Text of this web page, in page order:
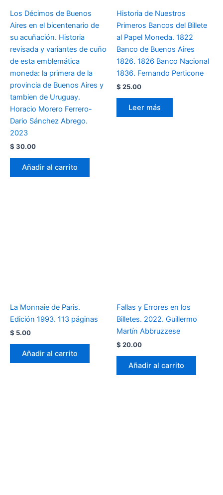
Los Décimos de Buenos
Aires en el bicentenario de
su acuñación. Historia
revisada y variantes de cuño
de esta emblemática
moneda: la primera de la
provincia de Buenos Aires y
tambien de Uruguay.
Horacio Morero Ferrero-
Dario Sánchez Abrego.
2023
$ 30.00
Añadir al carrito
Historia de Nuestros
Primeros Bancos del Billete
al Papel Moneda. 1822
Banco de Buenos Aires
1826. 1826 Banco Nacional
1836. Fernando Perticone
$ 25.00
Leer más
La Monnaie de Paris.
Edición 1993. 113 páginas
$ 5.00
Añadir al carrito
Fallas y Errores en los
Billetes. 2022. Guillermo
Martín Abbruzzese
$ 20.00
Añadir al carrito